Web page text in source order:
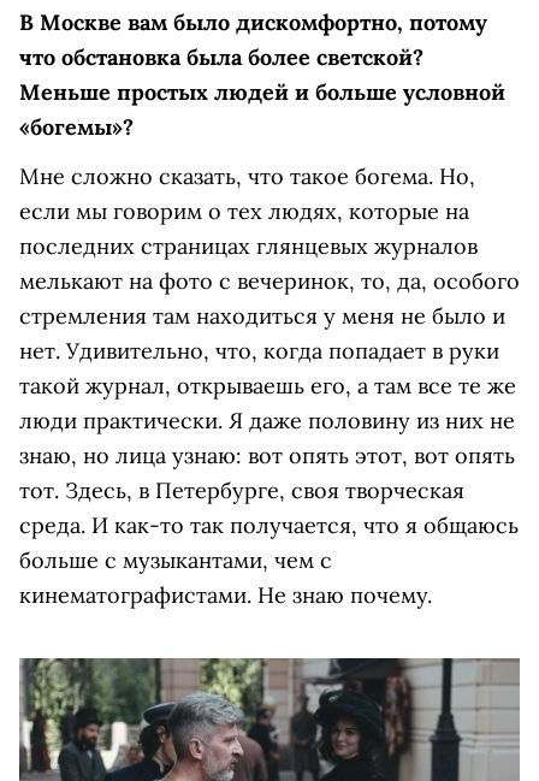
В Москве вам было дискомфортно, потому
что обстановка была более светской?
Меньше простых людей и больше условной
«богемы»?
Мне сложно сказать, что такое богема. Но,
если мы говорим о тех людях, которые на
последних страницах глянцевых журналов
мелькают на фото с вечеринок, то, да, особого
стремления там находиться у меня не было и
нет. Удивительно, что, когда попадает в руки
такой журнал, открываешь его, а там все те же
люди практически. Я даже половину из них не
знаю, но лица узнаю: вот опять этот, вот опять
тот. Здесь, в Петербурге, своя творческая
среда. И как-то так получается, что я общаюсь
больше с музыкантами, чем с
кинематографистами. Не знаю почему.